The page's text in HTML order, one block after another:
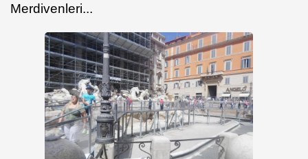
Merdivenleri...